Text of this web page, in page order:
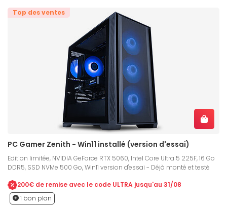
Top des ventes
PC Gamer Zenith - Win11 installé (version d'essai)
Edition limitée, NVIDIA GeForce RTX 5060, Intel Core Ultra 5 225F, 16 Go
DDR5, SSD NVMe 500 Go, Win11 version d'essai - Déjà monté et testé
200€ de remise avec le code ULTRA jusqu'au 31/08
1 bon plan